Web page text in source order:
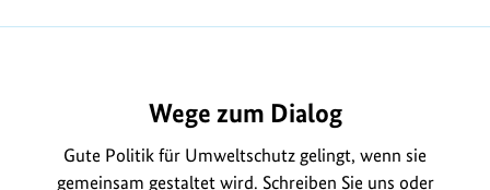
Wege zum Dialog
Gute Politik für Umweltschutz gelingt, wenn sie
gemeinsam gestaltet wird. Schreiben Sie uns oder